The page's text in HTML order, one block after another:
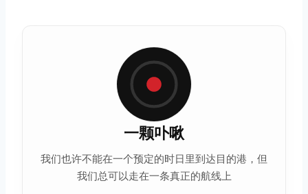
一颗卟啾
我们也许不能在一个预定的时日里到达目的港，但
我们总可以走在一条真正的航线上